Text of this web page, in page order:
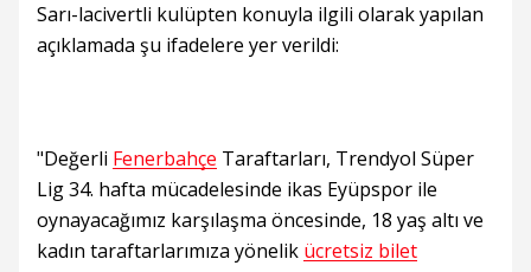
Sarı-lacivertli kulüpten konuyla ilgili olarak yapılan
açıklamada şu ifadelere yer verildi:
"Değerli Fenerbahçe Taraftarları, Trendyol Süper
Lig 34. hafta mücadelesinde ikas Eyüpspor ile
oynayacağımız karşılaşma öncesinde, 18 yaş altı ve
kadın taraftarlarımıza yönelik ücretsiz bilet